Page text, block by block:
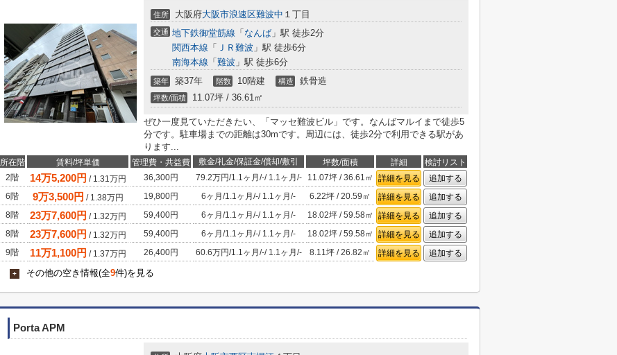
住所 大阪府大阪市浪速区難波中 １丁目
交通 地下鉄御堂筋線 「 なんば 」駅 徒歩2分
関西本線 「 ＪＲ難波 」駅 徒歩6分
南海本線 「 難波 」駅 徒歩6分
築年 築37年 階数 10階建 構造 鉄骨造
坪数/面積 11.07坪 / 36.61㎡
ぜひ一度見ていただきたい、「マッセ難波ビル」です。なんばマルイまで徒歩5
分です。駐車場までの距離は30mです。周辺には、徒歩2分で利用できる駅があ
ります...
所在階 賃料/坪単価 管理費・共益費 敷金/礼金/保証金/償却/敷引 坪数/面積 詳細
検討リスト
2階
14万5,200円 / 1.31万円 36,300円 79.2万円/1.1ヶ月 /-/ 1.1ヶ月 /- 11.07坪 / 36.61㎡ 詳細を見る
追加する
6階
9万3,500円 / 1.38万円 19,800円 6ヶ月 /1.1ヶ月 /-/ 1.1ヶ月 /- 6.22坪 / 20.59㎡ 詳細を見る
追加する
8階
23万7,600円 / 1.32万円 59,400円 6ヶ月 /1.1ヶ月 /-/ 1.1ヶ月 /- 18.02坪 / 59.58㎡ 詳細を見る
追加する
8階
23万7,600円 / 1.32万円 59,400円 6ヶ月 /1.1ヶ月 /-/ 1.1ヶ月 /- 18.02坪 / 59.58㎡ 詳細を見る
追加する
9階
11万1,100円 / 1.37万円 26,400円 60.6万円/1.1ヶ月 /-/ 1.1ヶ月 /- 8.11坪 / 26.82㎡ 詳細を見る 追加する
+ その他の空き情報(全9件)を見る
Porta APM